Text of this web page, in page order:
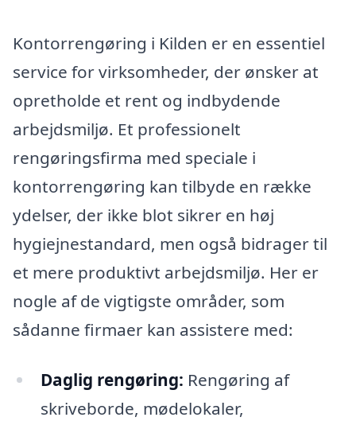
Kontorrengøring i Kilden er en essentiel
service for virksomheder, der ønsker at
opretholde et rent og indbydende
arbejdsmiljø. Et professionelt
rengøringsfirma med speciale i
kontorrengøring kan tilbyde en række
ydelser, der ikke blot sikrer en høj
hygiejnestandard, men også bidrager til
et mere produktivt arbejdsmiljø. Her er
nogle af de vigtigste områder, som
sådanne firmaer kan assistere med:
Daglig rengøring: Rengøring af
skriveborde, mødelokaler,